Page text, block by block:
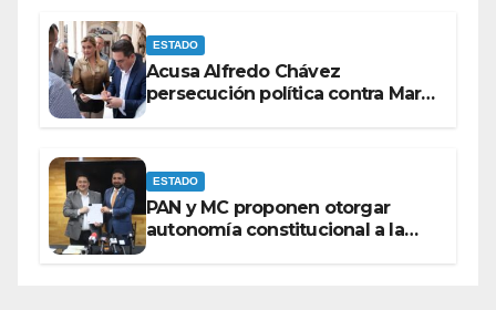
ESTADO
Acusa Alfredo Chávez
persecución política contra Maru
ESTADO
PAN y MC proponen otorgar
autonomía constitucional a la